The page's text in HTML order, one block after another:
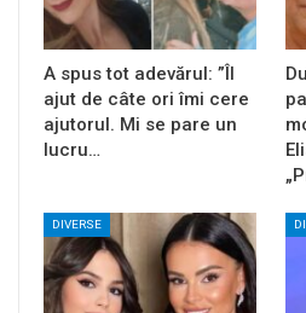
A spus tot adevărul: ”Îl
ajut de câte ori îmi cere
ajutorul. Mi se pare un
lucru…
DIVERSE